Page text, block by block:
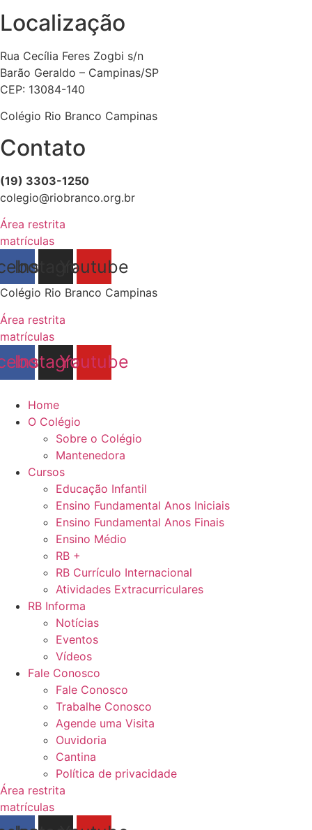
Localização
Rua Cecília Feres Zogbi s/n
Barão Geraldo – Campinas/SP
CEP: 13084-140
Colégio Rio Branco Campinas
Contato
(19) 3303-1250
colegio@riobranco.org.br
Área restrita
matrículas
InstagramYoutube
Colégio Rio Branco Campinas
Área restrita
matrículas
Instagram
Youtube
Home
O Colégio
Sobre o Colégio
Mantenedora
Cursos
Educação Infantil
Ensino Fundamental Anos Iniciais
Ensino Fundamental Anos Finais
Ensino Médio
RB +
RB Currículo Internacional
Atividades Extracurriculares
RB Informa
Notícias
Eventos
Vídeos
Fale Conosco
Fale Conosco
Trabalhe Conosco
Agende uma Visita
Ouvidoria
Cantina
Política de privacidade
Área restrita
matrículas